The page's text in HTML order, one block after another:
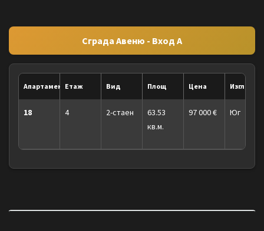
Сграда Авеню - Вход А
АпартаментЕтаж Вид Площ Цена Изглед
18 4 2-стаен
63.53
кв.м.
97 000 € Юг